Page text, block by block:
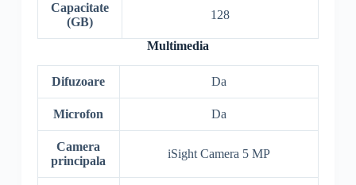
Capacitate
(GB)
128
Multimedia
Difuzoare Da
Microfon Da
Camera
principala
iSight Camera 5 MP